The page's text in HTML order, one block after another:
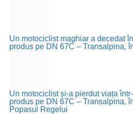
Un motociclist maghiar a decedat
produs pe DN 67C – Transalpina,
Un motociclist și-a pierdut viața
produs pe DN 67C – Transalpina,
Popasul Regelui